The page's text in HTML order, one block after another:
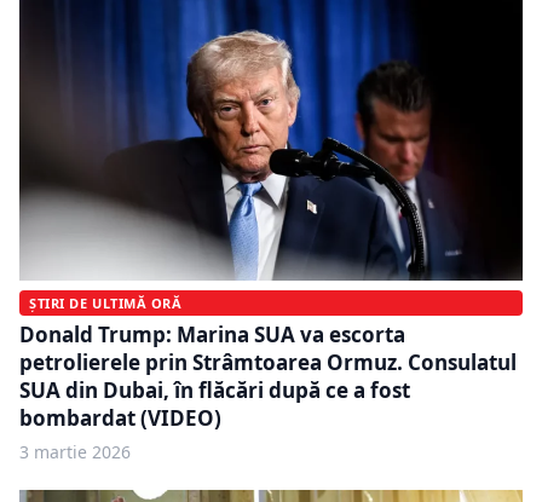
ȘTIRI DE ULTIMĂ ORĂ
Donald Trump: Marina SUA va escorta
petrolierele prin Strâmtoarea Ormuz. Consulatul
SUA din Dubai, în flăcări după ce a fost
bombardat (VIDEO)
3 martie 2026